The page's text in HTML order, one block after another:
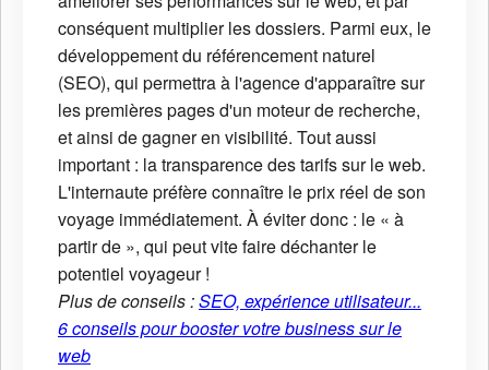
conséquent multiplier les dossiers. Parmi eux, le
développement du référencement naturel
(SEO), qui permettra à l'agence d'apparaître sur
les premières pages d'un moteur de recherche,
et ainsi de gagner en visibilité. Tout aussi
important : la transparence des tarifs sur le web.
L'internaute préfère connaître le prix réel de son
voyage immédiatement. À éviter donc : le « à
partir de », qui peut vite faire déchanter le
potentiel voyageur !
Plus de conseils :SEO, expérience utilisateur...
6 conseils pour booster votre business sur le
web